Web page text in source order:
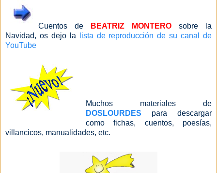
Cuentos de BEATRIZ MONTERO sobre la
Navidad, os dejo la
lista de reproducción de su canal de
YouTube
Muchos materiales de
DOSLOURDES para descargar
como fichas, cuentos, poesías,
villancicos, manualidades, etc.